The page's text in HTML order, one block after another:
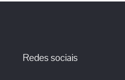
Redes sociais